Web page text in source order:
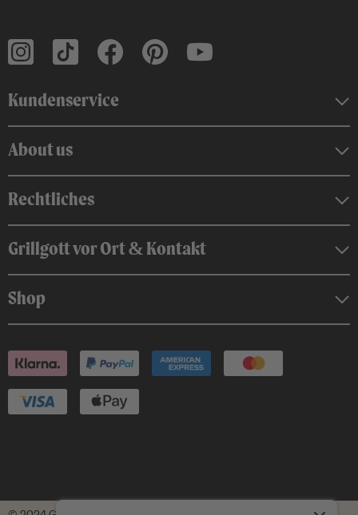
Kundenservice
About us
Rechtliches
Grillgott vor Ort & Kontakt
Shop
Anonym